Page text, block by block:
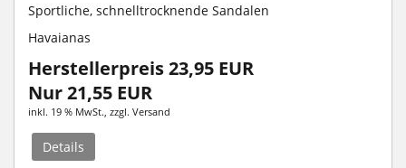
Sportliche, schnelltrocknende Sandalen
Havaianas
Herstellerpreis 23,95 EUR
Nur 21,55 EUR
inkl. 19 % MwSt. , zzgl. Versand
Details